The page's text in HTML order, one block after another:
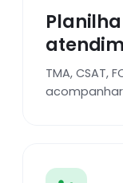
TMA, CSAT,